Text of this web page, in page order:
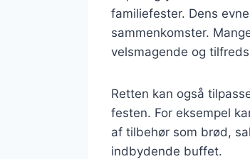
familiefester. Dens
sammenkomster.
velsmagende og
Retten kan også
festen. For eksempel
af tilbehør som brød,
indbydende buffet.